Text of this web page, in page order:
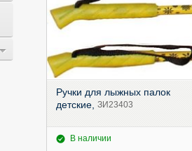
Ручки для лыжных палок
детские, ЗИ23403
В наличии